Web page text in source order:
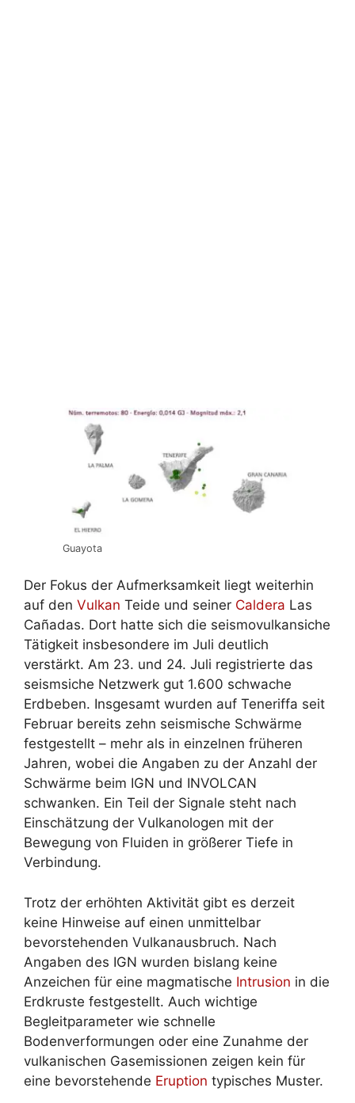
Guayota
Der Fokus der Aufmerksamkeit liegt weiterhin
auf den Vulkan Teide und seiner Caldera Las
Cañadas. Dort hatte sich die seismovulkansiche
Tätigkeit insbesondere im Juli deutlich
verstärkt. Am 23. und 24. Juli registrierte das
seismsiche Netzwerk gut 1.600 schwache
Erdbeben. Insgesamt wurden auf Teneriffa seit
Februar bereits zehn seismische Schwärme
festgestellt – mehr als in einzelnen früheren
Jahren, wobei die Angaben zu der Anzahl der
Schwärme beim IGN und INVOLCAN
schwanken. Ein Teil der Signale steht nach
Einschätzung der Vulkanologen mit der
Bewegung von Fluiden in größerer Tiefe in
Verbindung.
Trotz der erhöhten Aktivität gibt es derzeit
keine Hinweise auf einen unmittelbar
bevorstehenden Vulkanausbruch. Nach
Angaben des IGN wurden bislang keine
Anzeichen für eine magmatische Intrusion in die
Erdkruste festgestellt. Auch wichtige
Begleitparameter wie schnelle
Bodenverformungen oder eine Zunahme der
vulkanischen Gasemissionen zeigen kein für
eine bevorstehende Eruption typisches Muster.